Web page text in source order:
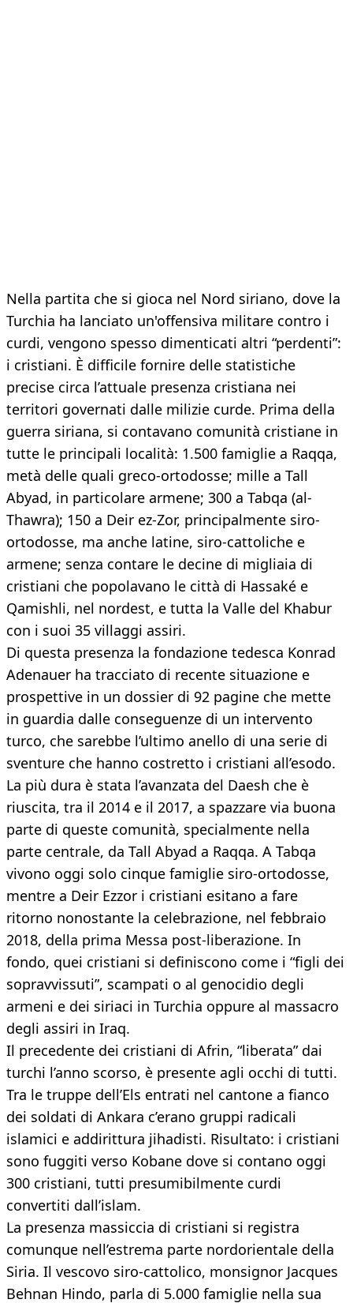
Nella partita che si gioca nel Nord siriano, dove la
Turchia ha lanciato un'offensiva militare contro i
curdi, vengono spesso dimenticati altri “perdenti”:
i cristiani. È difficile fornire delle statistiche
precise circa l’attuale presenza cristiana nei
territori governati dalle milizie curde. Prima della
guerra siriana, si contavano comunità cristiane in
tutte le principali località: 1.500 famiglie a Raqqa,
metà delle quali greco-ortodosse; mille a Tall
Abyad, in particolare armene; 300 a Tabqa (al-
Thawra); 150 a Deir ez-Zor, principalmente siro-
ortodosse, ma anche latine, siro-cattoliche e
armene; senza contare le decine di migliaia di
cristiani che popolavano le città di Hassaké e
Qamishli, nel nordest, e tutta la Valle del Khabur
con i suoi 35 villaggi assiri.
Di questa presenza la fondazione tedesca Konrad
Adenauer ha tracciato di recente situazione e
prospettive in un dossier di 92 pagine che mette
in guardia dalle conseguenze di un intervento
turco, che sarebbe l’ultimo anello di una serie di
sventure che hanno costretto i cristiani all’esodo.
La più dura è stata l’avanzata del Daesh che è
riuscita, tra il 2014 e il 2017, a spazzare via buona
parte di queste comunità, specialmente nella
parte centrale, da Tall Abyad a Raqqa. A Tabqa
vivono oggi solo cinque famiglie siro-ortodosse,
mentre a Deir Ezzor i cristiani esitano a fare
ritorno nonostante la celebrazione, nel febbraio
2018, della prima Messa post-liberazione. In
fondo, quei cristiani si definiscono come i “figli dei
sopravvissuti”, scampati o al genocidio degli
armeni e dei siriaci in Turchia oppure al massacro
degli assiri in Iraq.
Il precedente dei cristiani di Afrin, “liberata” dai
turchi l’anno scorso, è presente agli occhi di tutti.
Tra le truppe dell’Els entrati nel cantone a fianco
dei soldati di Ankara c’erano gruppi radicali
islamici e addirittura jihadisti. Risultato: i cristiani
sono fuggiti verso Kobane dove si contano oggi
300 cristiani, tutti presumibilmente curdi
convertiti dall’islam.
La presenza massiccia di cristiani si registra
comunque nell’estrema parte nordorientale della
Siria. Il vescovo siro-cattolico, monsignor Jacques
Behnan Hindo, parla di 5.000 famiglie nella sua